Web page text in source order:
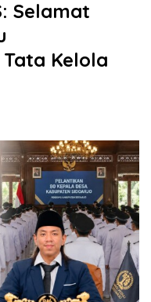
Selamat
Kelola